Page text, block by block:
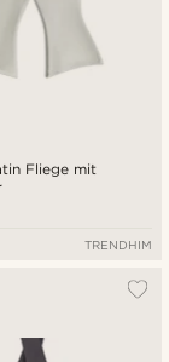
Fliege mit
TRENDHIM